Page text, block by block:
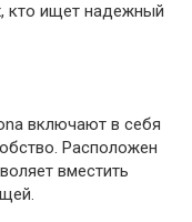
кто ищет надежный
включают в себя
Расположен
вместить